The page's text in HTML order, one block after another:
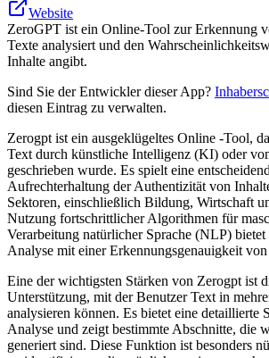
Website
ZeroGPT ist ein Online-Tool zur Erkennung
Texte analysiert und den
Inhalte angibt.
Sind Sie der Entwickler dieser App?
diesen Eintrag zu verwalten.
Zerogpt ist ein ausgeklügeltes Online -Tool,
Text durch künstliche Intelligenz (KI) oder
geschrieben wurde. Es spielt eine
Aufrechterhaltung der Authentizität von
Sektoren, einschließlich Bildung, Wirtschaft
Nutzung fortschrittlicher Algorithmen für
Verarbeitung natürlicher Sprache (NLP) bietet
Analyse mit einer Erkennungsgenauigkeit
Eine der wichtigsten Stärken von Zerogpt ist
Unterstützung, mit der Benutzer Text in
analysieren können. Es bietet eine detaillierte
Analyse und zeigt bestimmte Abschnitte, die
generiert sind. Diese Funktion ist besonders